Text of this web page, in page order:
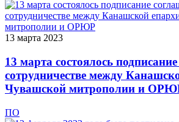
13 марта 2023
13 марта состоялось
сотрудничестве между
Чувашской митрополии и
ПО